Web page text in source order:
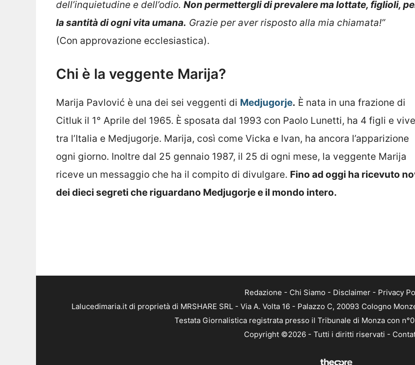
dell’inquietudine e dell’odio. Non permettergli di prevalere ma lottate, figlioli,
la santità di ogni vita umana. Grazie per aver risposto alla mia chiamata!”
(Con approvazione ecclesiastica).
Chi è la veggente Marija?
Marija Pavlović è una dei sei veggenti di Medjugorje. È nata in una frazione di
Citluk il 1° Aprile del 1965. È sposata dal 1993 con Paolo Lunetti, ha 4 figli e vive
tra l’Italia e Medjugorje. Marija, così come Vicka e Ivan, ha ancora l’apparizione
ogni giorno. Inoltre dal 25 gennaio 1987, il 25 di ogni mese, la veggente Marija
riceve un messaggio che ha il compito di divulgare. Fino ad oggi ha ricevuto
dei dieci segreti che riguardano Medjugorje e il mondo intero.
Redazione - Chi Siamo - Disclaimer - Privacy
Lalucedimaria.it di proprietà di MRSHARE SRL - Via A. Volta 16 - Palazzo C, 20093 Cologno
Testata Giornalistica registrata presso il Tribunale di Monza con
Copyright ©2026 - Tutti i diritti riservati -